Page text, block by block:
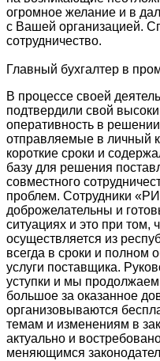
огромное желание и в
с Вашей организацией.
сотрудничество.
Главный бухгалтер в
В процессе своей
подтвердили свой
оперативность в
отправляемые в личный
короткие сроки и
базу для решения
совместного
проблем. Сотрудники
доброжелательны и
ситуациях и это при том,
осуществляется из
всегда в сроки и полном
услуги поставщика.
уступки и мы
большое за оказанное
организовываются
темам и изменениям в
актуально и
меняющимся